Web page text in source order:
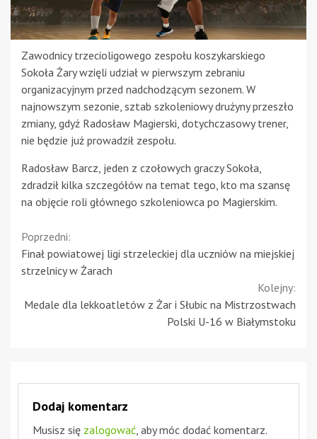
Zawodnicy trzecioligowego zespołu koszykarskiego
Sokoła Żary wzięli udział w pierwszym zebraniu
organizacyjnym przed nadchodzącym sezonem. W
najnowszym sezonie, sztab szkoleniowy drużyny przeszło
zmiany, gdyż Radosław Magierski, dotychczasowy trener,
nie będzie już prowadził zespołu.
Radosław Barcz, jeden z czołowych graczy Sokoła,
zdradził kilka szczegółów na temat tego, kto ma szansę
na objęcie roli głównego szkoleniowca po Magierskim.
Continue
Reading
Poprzedni:
Finał powiatowej ligi strzeleckiej dla uczniów na miejskiej
strzelnicy w Żarach
Kolejny:
Medale dla lekkoatletów z Żar i Słubic na Mistrzostwach
Polski U-16 w Białymstoku
Dodaj komentarz
Musisz się zalogować , aby móc dodać komentarz.